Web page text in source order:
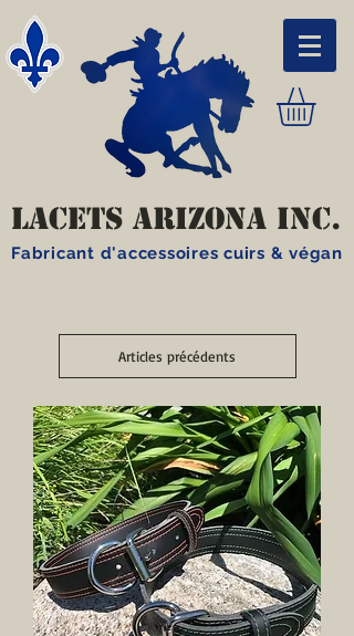
LACETS ARIZONA INC.
Fabricant d'accessoires cuirs & végan
Articles précédents